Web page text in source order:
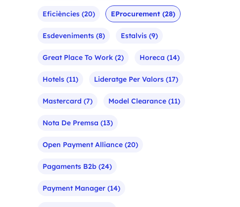
Eficiències(20) EProcurement(28)
Esdeveniments(8) Estalvis(9)
Great Place To Work(2) Horeca (14)
Hotels(11) Lideratge Per Valors(17)
Mastercard (7) Model Clearance(11)
Nota De Premsa (13)
Open Payment Alliance(20)
Pagaments B2b(24)
Payment Manager(14)